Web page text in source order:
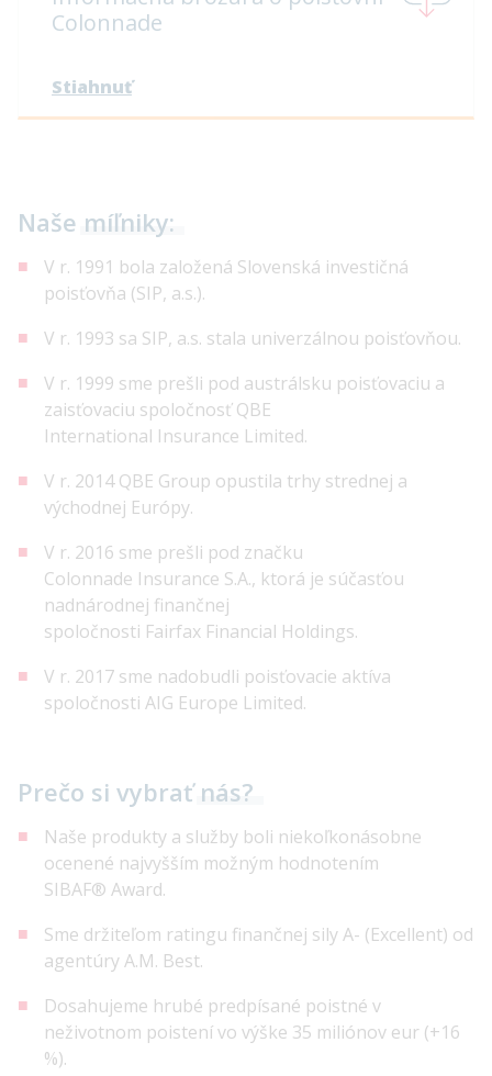
Colonnade
Stiahnuť
Naše míľniky:
V r. 1991 bola založená Slovenská investičná
poisťovňa (SIP, a.s.).
V r. 1993 sa SIP, a.s. stala univerzálnou poisťovňou.
V r. 1999 sme prešli pod austrálsku poisťovaciu a
zaisťovaciu spoločnosť QBE
International Insurance Limited.
V r. 2014 QBE Group opustila trhy strednej a
východnej Európy.
V r. 2016 sme prešli pod značku
Colonnade Insurance S.A., ktorá je súčasťou
nadnárodnej finančnej
spoločnosti Fairfax Financial Holdings.
V r. 2017 sme nadobudli poisťovacie aktíva
spoločnosti AIG Europe Limited.
Prečo si vybrať nás?
Naše produkty a služby boli niekoľkonásobne
ocenené najvyšším možným hodnotením
SIBAF® Award.
Sme držiteľom ratingu finančnej sily A- (Excellent) od
agentúry A.M. Best.
Dosahujeme hrubé predpísané poistné v
neživotnom poistení vo výške 35 miliónov eur (+16
%).